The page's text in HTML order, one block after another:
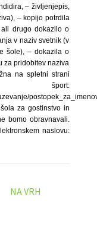
– življenjepis,
– kopijo potrdila
drugo dokazilo o
v naziv svetnik (v
šole), – dokazila o
za pridobitev naziva
na spletni strani
za gostinstvo in
bomo obravnavali.
naslovu:
NA VRH